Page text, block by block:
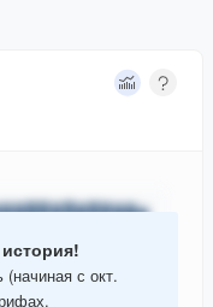
с окт.